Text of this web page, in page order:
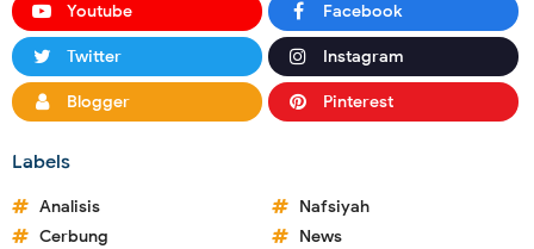
Youtube Facebook
Twitter Instagram
Blogger Pinterest
Labels
Analisis
Cerbung
Nafsiyah
News